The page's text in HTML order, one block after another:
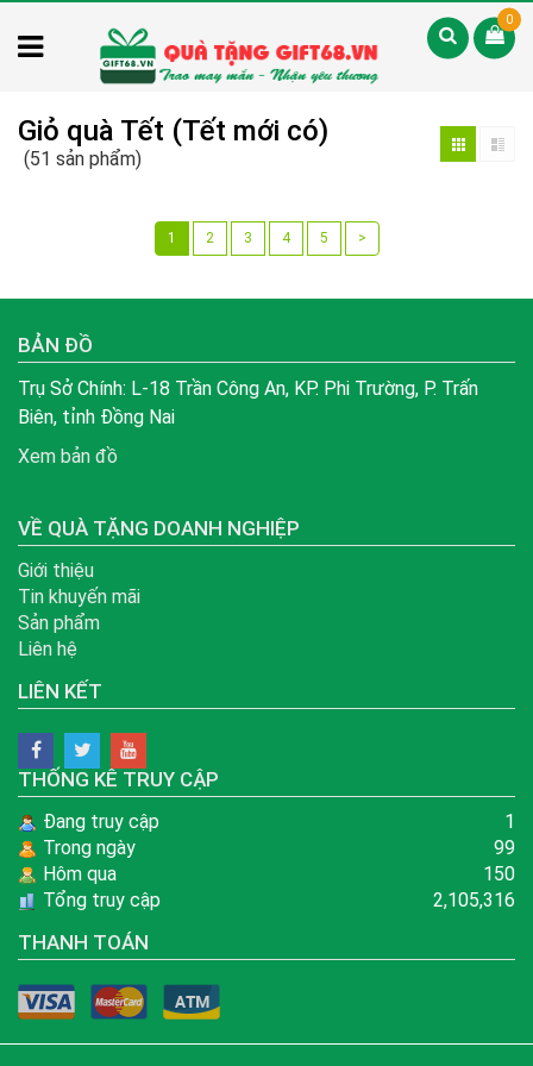
0
Giỏ quà Tết (Tết mới có)
(51 sản phẩm)
1 2 3 4 5 >
BẢN ĐỒ
Trụ Sở Chính: L-18 Trần Công An, KP. Phi Trường, P. Trấn
Biên, tỉnh Đồng Nai
Xem bản đồ
VỀ QUÀ TẶNG DOANH NGHIỆP
Giới thiệu
Tin khuyến mãi
Sản phẩm
Liên hệ
LIÊN KẾT
THỐNG KÊ TRUY CẬP
Đang truy cập
1
Trong ngày
99
Hôm qua
150
Tổng truy cập
2,105,316
THANH TOÁN